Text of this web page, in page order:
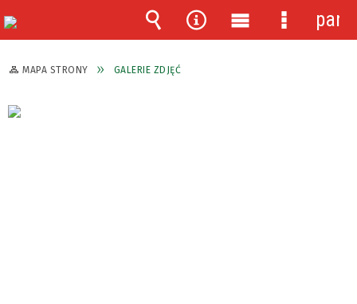
MAPA STRONY GALERIE ZDJĘĆ
Wyszukiwarka
Narzędzia
MenuMenu